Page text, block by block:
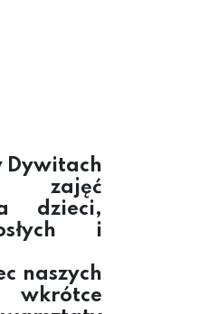
Dywitach
zajęć
dzieci,
i
naszych
wkrótce